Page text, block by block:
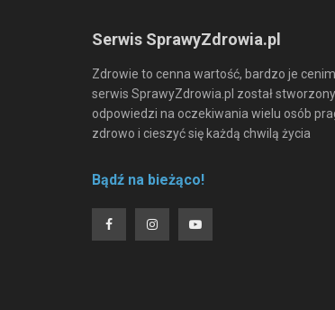
Serwis SprawyZdrowia.pl
Zdrowie to cenna wartość, bardzo je
serwis SprawyZdrowia.pl został
odpowiedzi na oczekiwania wielu osób
zdrowo i cieszyć się każdą chwilą życia
Bądź na bieżąco!